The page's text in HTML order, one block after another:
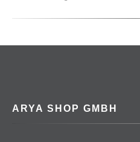
ARYA SHOP GMBH